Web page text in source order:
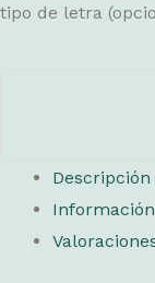
tipo de letra
Descripción